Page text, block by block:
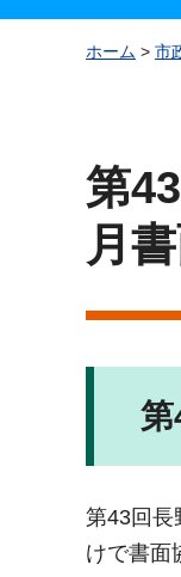
ホーム > 市
第
月
第
第43回長
けで書面